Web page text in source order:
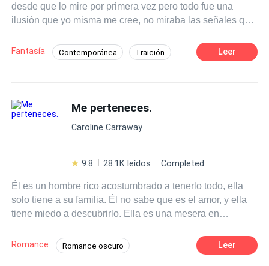
desde que lo mire por primera vez pero todo fue una
ilusión que yo misma me cree, no miraba las señales que
tenía, el día que la venda calló de mis ojos fue el mas
doloroso de mi vida, me sentí tan unillada y más que lo
la excepción.
Fantasía Contemporánea Traición
De Débil a Fuerte Adolescente
Leer
Me perteneces.
Caroline Carraway
9.8 28.1K leídos Completed
Él es un hombre rico acostumbrado a tenerlo todo, ella
solo tiene a su familia. Él no sabe que es el amor, y ella
tiene miedo a descubrirlo. Ella es una mesera en
Romance Romance oscuro Leer